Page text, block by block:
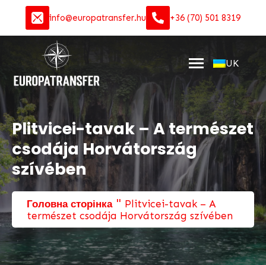
info@europatransfer.hu +36 (70) 501 8319
UK
Plitvicei-tavak – A természet
csodája Horvátország
szívében
Головна сторінка" Plitvicei-tavak – A
természet csodája Horvátország szívében